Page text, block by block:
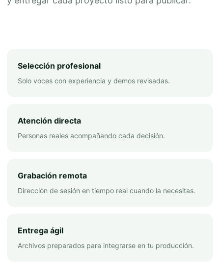
Selección profesional
Solo voces con experiencia y demos revisadas.
Atención directa
Personas reales acompañando cada decisión.
Grabación remota
Dirección de sesión en tiempo real cuando la necesitas.
Entrega ágil
Archivos preparados para integrarse en tu producción.